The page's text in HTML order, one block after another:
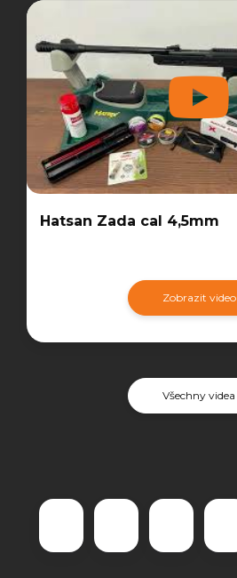
Hatsan Zada cal 4,5mm
Zobrazit video
Všechny videa